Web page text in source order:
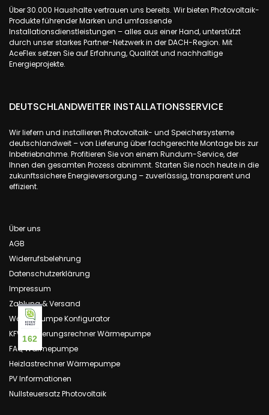
Über 30.000 Haushalte vertrauen uns bereits. Wir bieten Photovoltaik-
Produkte führender Marken und umfassende
Installationsdienstleistungen – alles aus einer Hand, unterstützt
durch unser starkes Partner-Netzwerk in der DACH-Region. Mit
AceFlex setzen Sie auf Erfahrung, Qualität und nachhaltige
Energieprojekte.
DEUTSCHLANDWEITER INSTALLATIONSSERVICE
Wir liefern und installieren Photovoltaik- und Speichersysteme
deutschlandweit – von Lieferung über fachgerechte Montage bis zur
Inbetriebnahme. Profitieren Sie von einem Rundum-Service, der
Ihnen den gesamten Prozess abnimmt. Starten Sie noch heute in die
zukunftssichere Energieversorgung – zuverlässig, transparent und
effizient.
Über uns
AGB
Widerrufsbelehrung
Datenschutzerklärung
Impressum
Zahlung & Versand
Wärmepumpe Konfigurator
KFW Förderungsrechner Wärmepumpe
FAQ Wärmepumpe
Heizlastrechner Wärmepumpe
PV Informationen
Nullsteuersatz Photovoltaik
162